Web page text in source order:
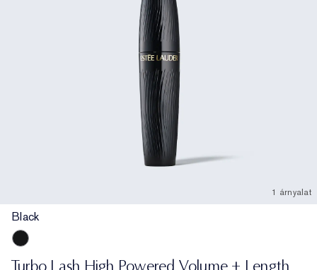
1 árnyalat
Black
Turbo Lash High Powered Volume + Length